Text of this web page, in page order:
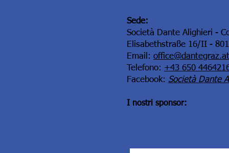
Sede:
Società Dante Alighieri -
Elisabethstraße 16/II -
Email: office@dantegraz.at
Telefono: +43 650
Facebook: Società Dante
I nostri sponsor: